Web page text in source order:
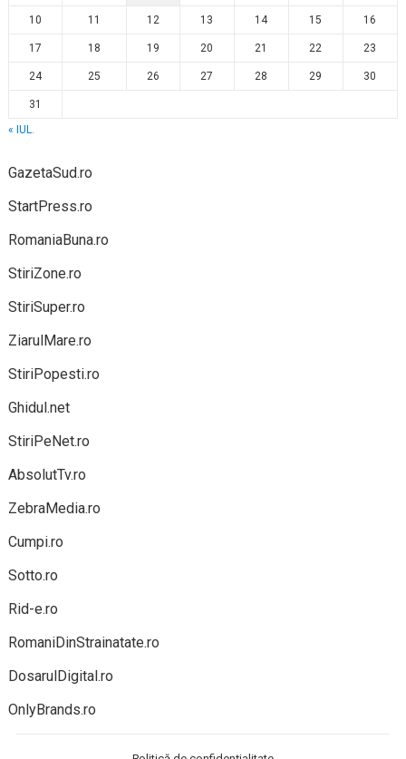
10 11 12 13 14 15 16
17 18 19 20 21 22 23
24 25 26 27 28 29 30
31
« IUL.
GazetaSud.ro
StartPress.ro
RomaniaBuna.ro
StiriZone.ro
StiriSuper.ro
ZiarulMare.ro
StiriPopesti.ro
Ghidul.net
StiriPeNet.ro
AbsolutTv.ro
ZebraMedia.ro
Cumpi.ro
Sotto.ro
Rid-e.ro
RomaniDinStrainatate.ro
DosarulDigital.ro
OnlyBrands.ro